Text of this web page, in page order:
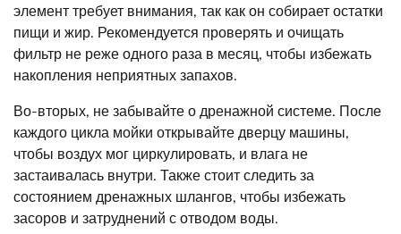
элемент требует внимания, так как он собирает остатки
пищи и жир. Рекомендуется проверять и очищать
фильтр не реже одного раза в месяц, чтобы избежать
накопления неприятных запахов.
Во-вторых, не забывайте о дренажной системе. После
каждого цикла мойки открывайте дверцу машины,
чтобы воздух мог циркулировать, и влага не
застаивалась внутри. Также стоит следить за
состоянием дренажных шлангов, чтобы избежать
засоров и затруднений с отводом воды.